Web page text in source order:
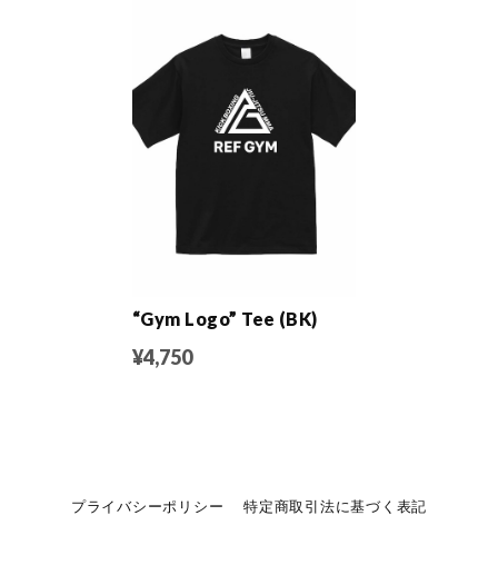
“Gym Logo” Tee (BK)
¥4,750
プライバシーポリシー 特定商取引法に基づく表記